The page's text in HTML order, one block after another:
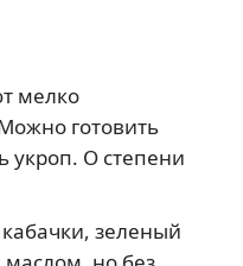
мелко
готовить
укроп. О степени
зеленый